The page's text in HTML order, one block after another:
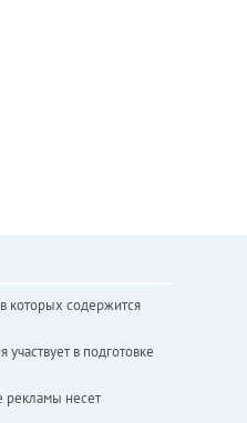
которых содержится
в подготовке
рекламы несет